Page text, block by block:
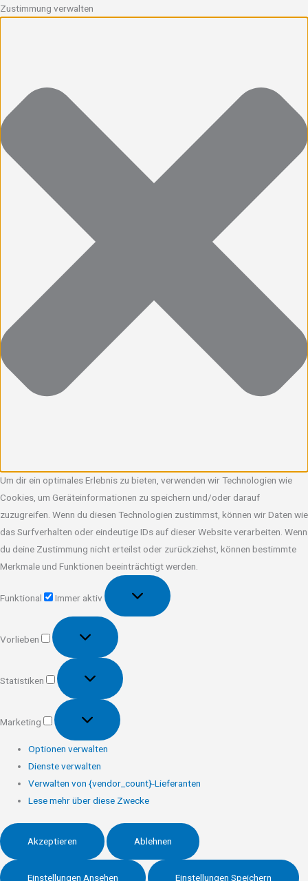
Zustimmung verwalten
Um dir ein optimales Erlebnis zu bieten, verwenden wir Technologien wie
Cookies, um Geräteinformationen zu speichern und/oder darauf
zuzugreifen. Wenn du diesen Technologien zustimmst, können wir Daten wie
das Surfverhalten oder eindeutige IDs auf dieser Website verarbeiten. Wenn
du deine Zustimmung nicht erteilst oder zurückziehst, können bestimmte
Merkmale und Funktionen beeinträchtigt werden.
Funktional
Immer aktiv
Vorlieben
Vorlieben
Statistiken
Statistiken
Marketing
Marketing
Optionen verwalten
Dienste verwalten
Verwalten von {vendor_count}-Lieferanten
Lese mehr über diese Zwecke
Akzeptieren Ablehnen
Einstellungen Ansehen Einstellungen Speichern